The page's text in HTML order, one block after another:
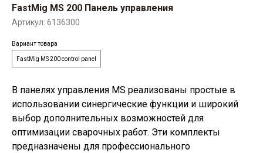
FastMig MS 200 Панель управления
Артикул: 6136300
Вариант товара
FastMig MS 200 control panel
В панелях управления MS реализованы простые в
использовании синергические функции и широкий
выбор дополнительных возможностей для
оптимизации сварочных работ. Эти комплекты
предназначены для профессионального